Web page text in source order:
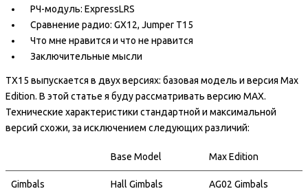
РЧ-модуль: ExpressLRS
Сравнение радио: GX12, Jumper T15
Что мне нравится и что не нравится
Заключительные мысли
TX15 выпускается в двух версиях: базовая модель и версия Max
Edition. В этой статье я буду рассматривать версию MAX.
Технические характеристики стандартной и максимальной
версий схожи, за исключением следующих различий:
Base Model Max Edition
Gimbals Hall Gimbals AG02 Gimbals